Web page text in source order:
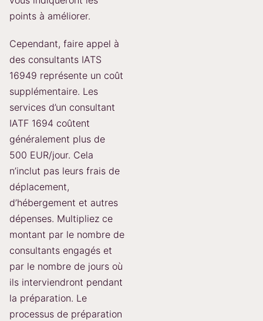
points à améliorer.
Cependant, faire appel à
des consultants IATS
16949 représente un coût
supplémentaire. Les
services d’un consultant
IATF 1694 coûtent
généralement plus de
500 EUR/jour. Cela
n’inclut pas leurs frais de
déplacement,
d’hébergement et autres
dépenses. Multipliez ce
montant par le nombre de
consultants engagés et
par le nombre de jours où
ils interviendront pendant
la préparation. Le
processus de préparation